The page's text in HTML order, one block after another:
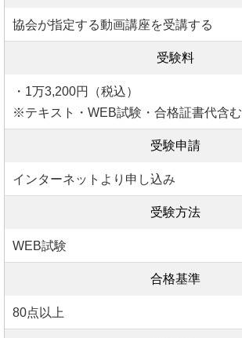
協会が指定する動画講座を受講する
受験料
・1万3,200円（税込）
※テキスト・WEB試験・合格証書代含む
受験申請
インターネットより申し込み
受験方法
WEB試験
合格基準
80点以上